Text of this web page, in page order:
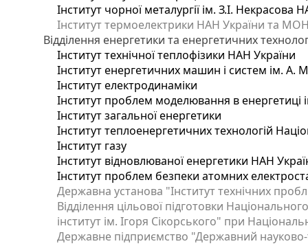
Інститут чорної металургії ім. З.І. Некрасова
Інститут термоелектрики НАН України та
Відділення енергетики та енергетичних
Інститут технічної теплофізики НАН України
Інститут енергетичних машин і систем ім. А.
Інститут електродинаміки
Інститут проблем моделювання в енергетиці
Інститут загальної енергетики
Інститут теплоенергетичних технологій
Інститут газу
Інститут відновлюваної енергетики НАН
Інститут проблем безпеки атомних
Державна установа "Інститут технічних
Відділення цільової підготовки
інститут ім. Ігоря Сікорського" при
Державне підприємство "Державний науково-